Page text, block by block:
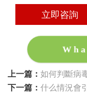
立即咨詢
上一篇： 如何判斷病
下一篇： 什么情況會